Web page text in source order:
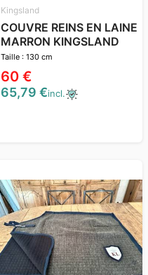
Kingsland
COUVRE REINS EN LAINE
MARRON KINGSLAND
Taille : 130 cm
60 €
65,79 €incl.